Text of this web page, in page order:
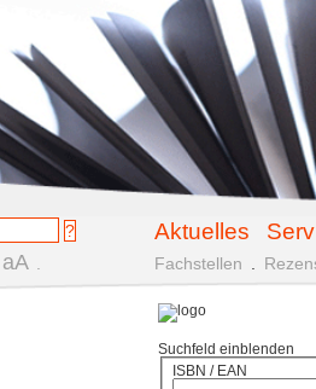
Aktuelles
aA Fachstellen
Suchfeld einblenden
ISBN / EAN